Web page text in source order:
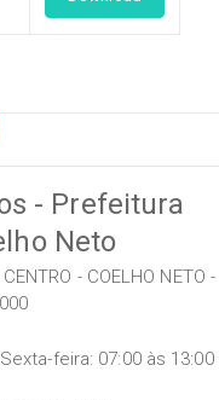
- Prefeitura
Neto
- COELHO NETO -
feira: 07:00 às 13:00